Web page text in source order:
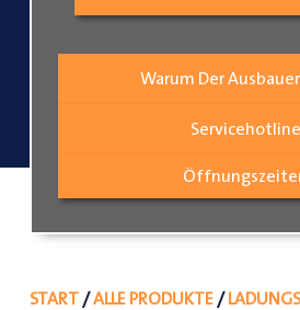
Warum Der
Servicehotline
START/ALLE PRODUKTE/